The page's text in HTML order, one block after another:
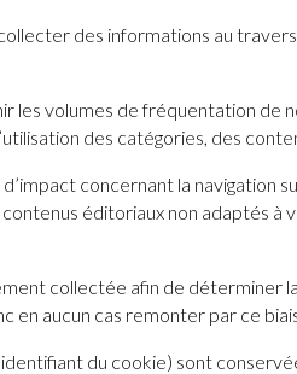
des informations au
les volumes de fréquentation de
des catégories, des
d’impact concernant la
éditoriaux non adaptés
collectée afin de déterminer
en aucun cas remonter par ce
du cookie) sont